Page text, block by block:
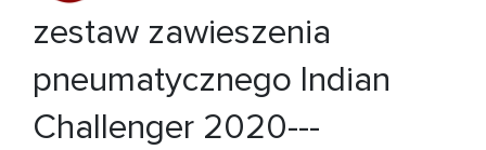
zestaw zawieszenia
pneumatycznego Indian
Challenger 2020---